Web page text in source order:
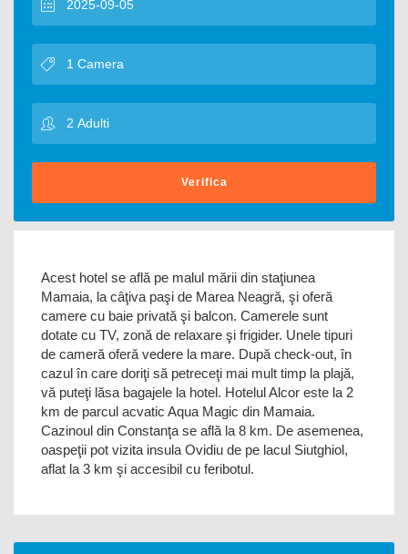
Verifica
Acest hotel se află pe malul mării din staţiunea
Mamaia, la câţiva paşi de Marea Neagră, şi oferă
camere cu baie privată şi balcon. Camerele sunt
dotate cu TV, zonă de relaxare şi frigider. Unele tipuri
de cameră oferă vedere la mare. După check-out, în
cazul în care doriţi să petreceţi mai mult timp la plajă,
vă puteţi lăsa bagajele la hotel. Hotelul Alcor este la 2
km de parcul acvatic Aqua Magic din Mamaia.
Cazinoul din Constanţa se află la 8 km. De asemenea,
oaspeţii pot vizita insula Ovidiu de pe lacul Siutghiol,
aflat la 3 km şi accesibil cu feribotul.